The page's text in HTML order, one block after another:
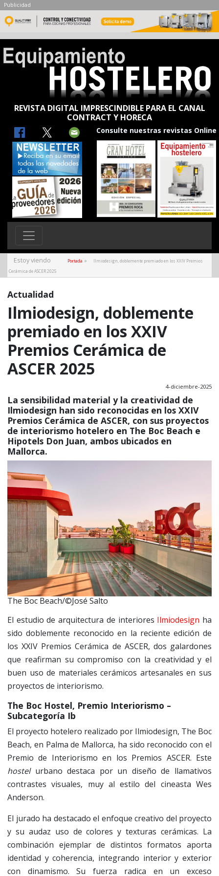
Publicidad
REVISTA DIGITAL IMPRESCINDIBLE PARA EL CANAL
CONTRACT Y HORECA
Consulte nuestras revistas Online
Estoy viendo Portada »
Ilmiodesign, doblemente premiado en los XXIV Premios
Cerámica de ASCER 2025
Actualidad
Ilmiodesign, doblemente
premiado en los XXIV
Premios Cerámica de
ASCER 2025
4-diciembre-2025
La sensibilidad material y la creatividad de
Ilmiodesign han sido reconocidas en los XXIV
Premios Cerámica de ASCER, con sus proyectos
de interiorismo hotelero en The Boc Beach e
Hipotels Don Juan, ambos ubicados en
Mallorca.
The Boc Beach/©José Salto
El estudio de arquitectura de interiores Ilmiodesign ha
sido doblemente reconocido en la reciente edición de
los XXIV Premios Cerámica de ASCER, dos galardones
que reafirman su compromiso con la creatividad y el
buen uso de materiales cerámicos artesanales en sus
proyectos de interiorismo.
The Boc Hostel, Premio Interiorismo –
Subcategoría Ib
El proyecto hotelero realizado por Ilmiodesign, The Boc
Beach, en Palma de Mallorca, ha sido reconocido con el
Premio de Interiorismo en los Premios ASCER. Este
hostelurbano destaca por un diseño de llamativos
contrastes visuales, muy al estilo del cineasta Wes
Anderson.
El jurado ha destacado el enfoque creativo del proyecto
y su audaz uso de colores y texturas cerámicas. La
combinación ejemplar de distintos formatos aporta
identidad y coherencia, integrando interior y exterior
con dinamismo. Su fuerza radica en un exceso